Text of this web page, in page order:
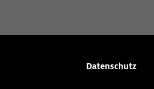
Datenschutz